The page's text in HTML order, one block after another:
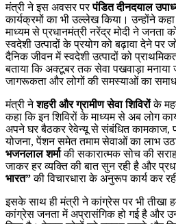
मंत्री ने इस अवसर परपंडित दीनदयाल
कार्यक्रमों का भी उल्लेख किया। उन्होंने
माध्यम से प्रधानमंत्री नरेंद्र मोदी ने जनता
स्वदेशी उत्पादों के प्रयोग को बढ़ावा देने पर
दैनिक जीवन में स्वदेशी उत्पादों को
बताया कि अक्टूबर तक सेवा पखवाड़ा
जागरूकता और लोगों की समस्याओं का
मंत्री नेशहरी और ग्रामीण सेवा शिविरोंके
कहा कि इन शिविरों के माध्यम से अब लोग
अपने घर बैठकर रेवेन्यू से संबंधित कामकाज,
योजना, पेंशन समेत तमाम सेवाओं का लाभ
भजनलाल शर्माकी सकारात्मक सोच की
जाकर हर व्यक्ति की बात सुन रही है और
भारत”की विचारधारा के अनुरूप कार्य कर
इसके साथ ही मंत्री ने कांग्रेस पर भी तीखा
कांग्रेस जनता में अप्रासंगिक हो गई है और